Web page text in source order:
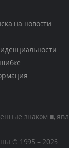
на новости
знаком ■,
© 1995 – 2026